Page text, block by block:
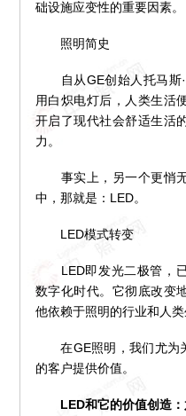
础设施应变性的重要因素。
照明简史
自从GE创始人托马斯·
用白炽电灯后，人类生活
开启了现代社会舒适生活
力。
事实上，另一个更悄无
中，那就是：LED。
LED模式转变
LED即发光二极管，已
数字化时代。它彻底改变
他依赖于照明的行业和人类
在GE照明，我们尤为
的客户提供价值。
LED和它的价值创造